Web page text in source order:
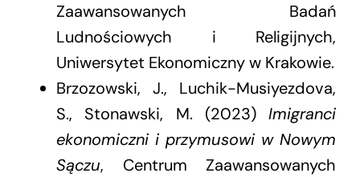
Zaawansowanych Badań
Ludnościowych i Religijnych,
Uniwersytet Ekonomiczny w Krakowie.
Brzozowski, J., Luchik-Musiyezdova,
S., Stonawski, M. (2023) Imigranci
ekonomiczni i przymusowi w Nowym
Sączu, Centrum Zaawansowanych